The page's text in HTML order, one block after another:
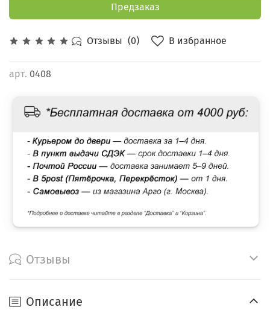
Отзывы (0) В избранное
арт. 0408
Предзаказ
Отзывы
Описание